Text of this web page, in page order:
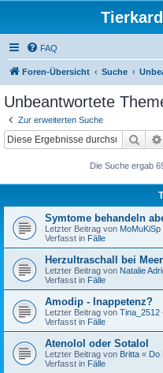
FAQ
Foren-Übersicht Suche
Unbeantwortete
Zur erweiterten Suche
Suche
Die Suche ergab
Symtome behandeln
Letzter Beitrag von MoMuKiSp
Verfasst in Fälle
Herzultraschall bei
Letzter Beitrag von Natalie
Verfasst in Fälle
Amodip - Inappetenz?
Letzter Beitrag von Tina_2512
Verfasst in Fälle
Atenolol oder Sotalol
Letzter Beitrag von Britta « Do
Verfasst in Fälle